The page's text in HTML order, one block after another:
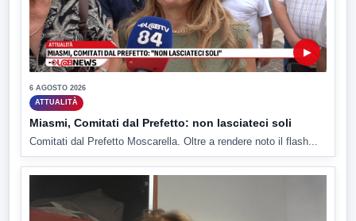
▶
6 AGOSTO 2026
ATTUALITÀ
Miasmi, Comitati dal Prefetto: non lasciateci soli
Comitati dal Prefetto Moscarella. Oltre a rendere noto il flash...